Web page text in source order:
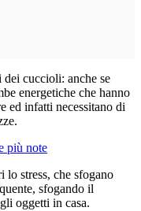
cuccioli: anche se
energetiche che hanno
ed infatti necessitano di
più note
lo stress, che sfogano
sfogando il
oggetti in casa.